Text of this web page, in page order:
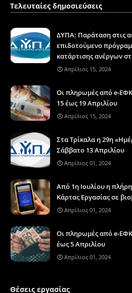
Τελευταίες δημοσιεύσεις
ΔΥΠΑ: Παράταση στις
επιδοτούμενο
κατάρτισης ανέργων
Απρίλιος 15, 2024
Οι πληρωμές από e-
15 έως 19 Απριλίου
Απρίλιος 15, 2024
Στα Τρίκαλα η 29η
Σάββατο 13 Απριλίου
Απρίλιος 01, 2024
Από 1η Ιουλίου η
Κάρτας Εργασίας σε
Απρίλιος 01, 2024
Οι πληρωμές από e-
έως 5 Απριλίου
Απρίλιος 01, 2024
Θέσεις εργασίας